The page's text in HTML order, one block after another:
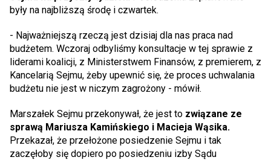
były na najbliższą środę i czwartek.
- Najważniejszą rzeczą jest dzisiaj dla nas praca nad
budżetem. Wczoraj odbyliśmy konsultacje w tej sprawie z
liderami koalicji, z Ministerstwem Finansów, z premierem, z
Kancelarią Sejmu, żeby upewnić się, że proces uchwalania
budżetu nie jest w niczym zagrożony - mówił.
Marszałek Sejmu przekonywał, że jest to związane ze
sprawą Mariusza Kamińskiego i Macieja Wąsika.
Przekazał, że przełożone posiedzenie Sejmu i tak
zaczęłoby się dopiero po posiedzeniu izby Sądu